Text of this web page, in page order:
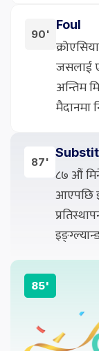
90'
Foul
जसलाई
अन्तिम
मैदानमा
87'
८७ औं
आएपछि
85'